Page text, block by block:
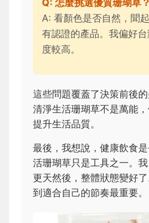
A: 看顏色是否自然，聞
有認證的產品。我偏好
度較高。
這些問題覆蓋了決策前後的
清淨生活珊瑚草不是萬能
提升生活品質。
最後，我想說，健康飲食
活珊瑚草只是工具之一。
更天然後，整體狀態變好
到適合自己的節奏最重要。